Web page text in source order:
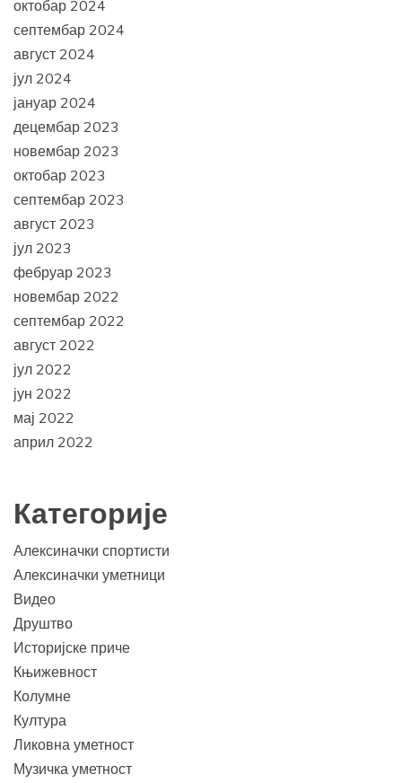
октобар 2024
септембар 2024
август 2024
јул 2024
јануар 2024
децембар 2023
новембар 2023
октобар 2023
септембар 2023
август 2023
јул 2023
фебруар 2023
новембар 2022
септембар 2022
август 2022
јул 2022
јун 2022
мај 2022
април 2022
Категорије
Алексиначки спортисти
Алексиначки уметници
Видео
Друштво
Историјске приче
Књижевност
Колумне
Култура
Ликовна уметност
Музичка уметност